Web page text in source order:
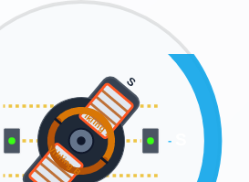
-
S
Vikling A
Vikling B